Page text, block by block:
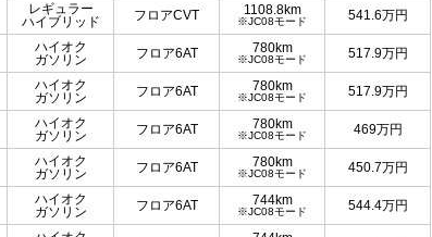
レギュラー
ハイブリッド
フロアCVT 1108.8km
※JC08モード 541.6万円
ハイオク
ガソリン
フロア6AT 780km
※JC08モード 517.9万円
ハイオク
ガソリン
フロア6AT 780km
※JC08モード 517.9万円
ハイオク
ガソリン
フロア6AT 780km
※JC08モード 469万円
ハイオク
ガソリン
フロア6AT 780km
※JC08モード 450.7万円
ハイオク
ガソリン
フロア6AT 744km
※JC08モード 544.4万円